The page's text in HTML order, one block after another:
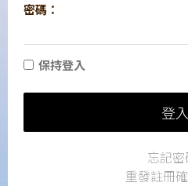
密碼：
保持登入
登入
忘記密
重發註冊